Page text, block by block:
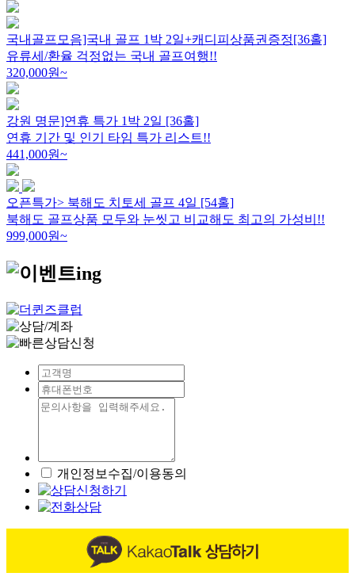
국내골프모음]국내 골프 1박 2일+캐디피상품권증정[36홀]
유류세/환율 걱정없는 국내 골프여행!!
320,000원~
강원 명문]연휴 특가 1박 2일 [36홀]
연휴 기간 및 인기 타임 특가 리스트!!
441,000원~
오픈특가> 북해도 치토세 골프 4일 [54홀]
북해도 골프상품 모두와 눈씻고 비교해도 최고의 가성비!!
999,000원~
개인정보수집/이용동의